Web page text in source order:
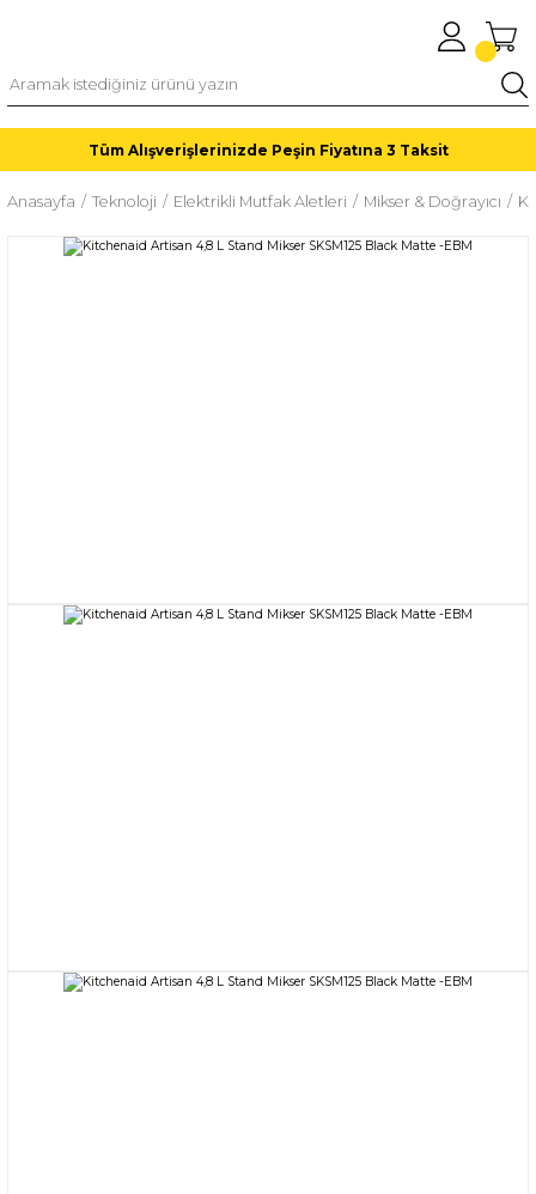
Tüm Alışverişlerinizde Peşin Fiyatına 3 Taksit
Anasayfa Teknoloji Elektrikli Mutfak Aletleri Mikser & Doğrayıcı